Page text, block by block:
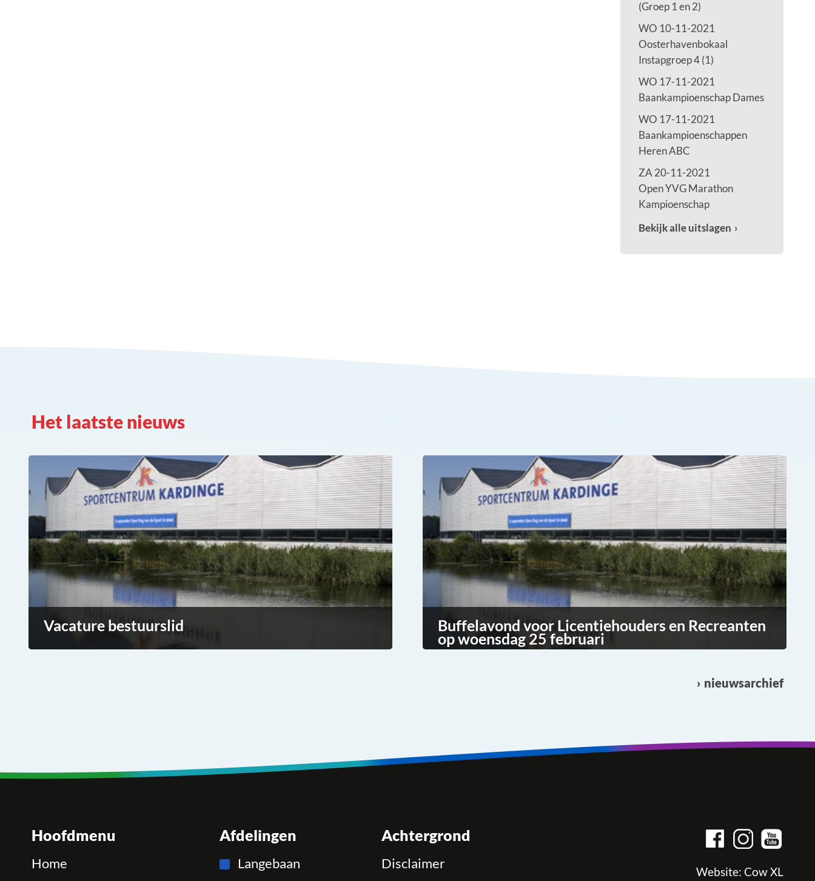
(Groep 1 en 2)
WO 10-11-2021
Oosterhavenbokaal
Instapgroep 4 (1)
WO 17-11-2021
Baankampioenschap Dames
WO 17-11-2021
Baankampioenschappen
Heren ABC
ZA 20-11-2021
Open YVG Marathon
Kampioenschap
Bekijk alle uitslagen
Het laatste nieuws
Vacature bestuurslid Buffelavond voor Licentiehouders en Recreanten
op woensdag 25 februari
nieuwsarchief
Hoofdmenu
Home
Afdelingen
Langebaan
Achtergrond
Disclaimer
Website: Cow XL